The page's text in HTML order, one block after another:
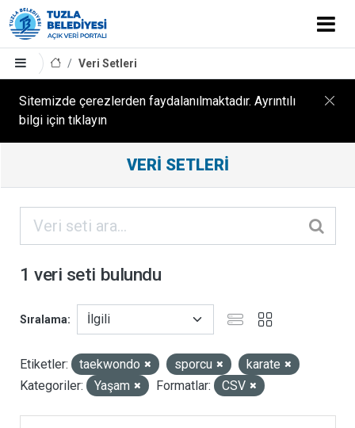
Veri Setleri
Sitemizde çerezlerden faydalanılmaktadır. Ayrıntılı
bilgi için tıklayın
Sonuçları
ORGANIZASYONLAR
KATEGORILER
ETIKETLER
LISANSLAR
VERI SETLERI
1 veri seti bulundu
Sıralama
Etiketler: taekwondo sporcu
karate
Kategoriler:
Yaşam Formatlar: CSV